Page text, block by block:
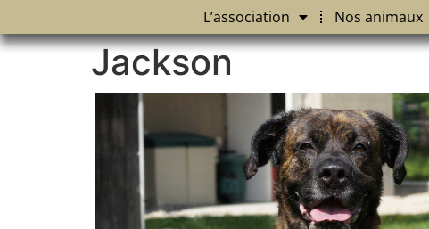
L’association Nos animaux
Jackson